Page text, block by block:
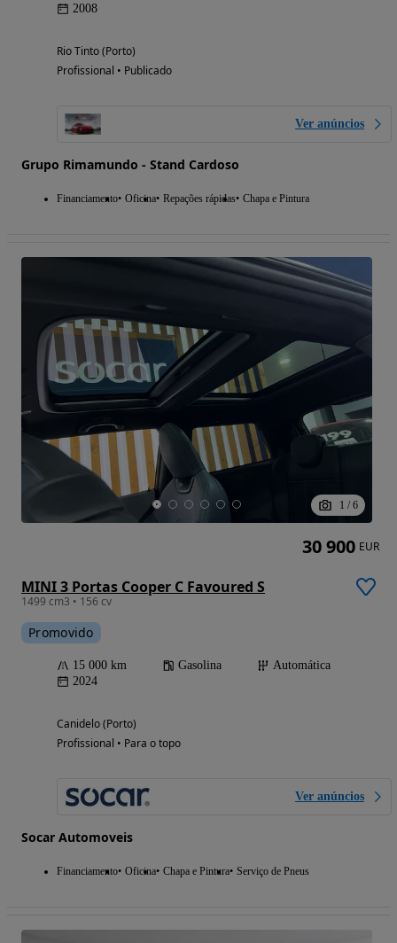
2008
Rio Tinto (Porto)
Profissional • Publicado
Ver anúncios
Grupo Rimamundo - Stand Cardoso
Financiamento Oficina Repações rápidas Chapa e Pintura
1 / 6
MINI 3 Portas Cooper C Favoured S
1499 cm3 • 156 cv
Promovido
15 000 km Gasolina
Automática
2024
Canidelo (Porto)
Profissional • Para o topo
Ver anúncios
Socar Automoveis
Financiamento Oficina Chapa e Pintura Serviço de Pneus
30 900 EUR